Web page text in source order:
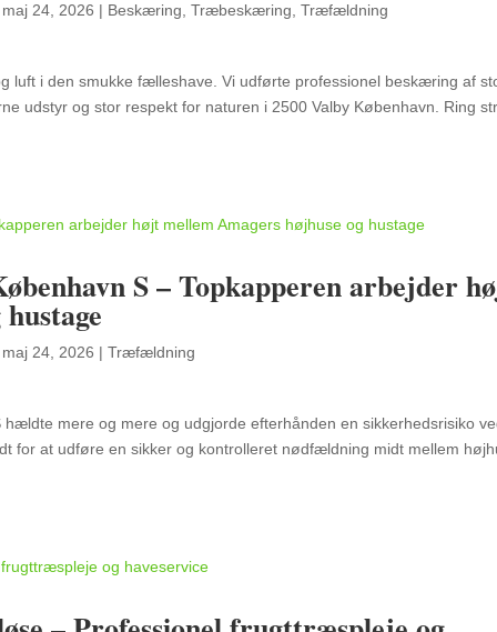
maj 24, 2026 | Beskæring ,Træbeskæring ,Træfældning
luft i den smukke fælleshave. Vi udførte professionel beskæring af
udstyr og stor respekt for naturen i 2500 Valby København. Ring
S – Topkapperen arbejder
maj 24, 2026 |Træfældning
mere og mere og udgjorde efterhånden en sikkerhedsrisiko
for at udføre en sikker og kontrolleret nødfældning midt mellem